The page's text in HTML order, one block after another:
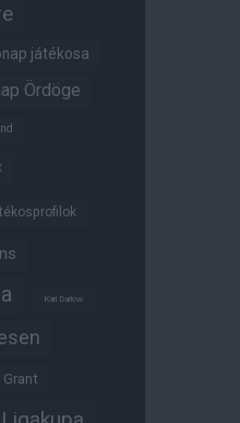
játékosa
Ördöge
Karl Darlow
Grant